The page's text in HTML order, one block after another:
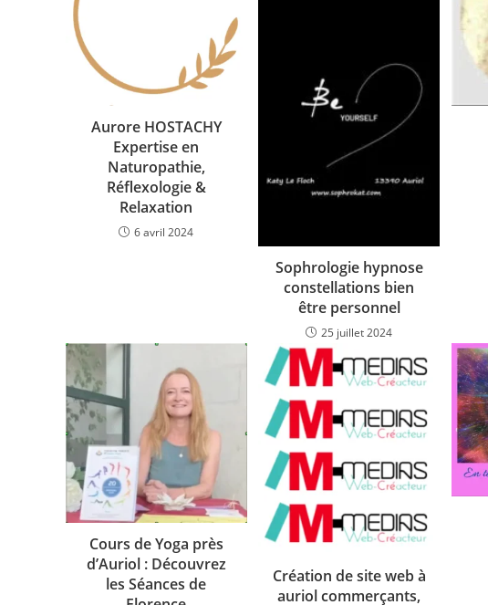
Aurore HOSTACHY
Expertise en
Naturopathie,
Réflexologie &
Relaxation
6 avril 2024
Sophrologie hypnose
constellations bien
être personnel
25 juillet 2024
Cours de Yoga près
d’Auriol : Découvrez
les Séances de
Création de site web à
auriol commerçants,